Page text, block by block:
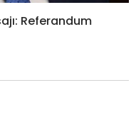
Referandum